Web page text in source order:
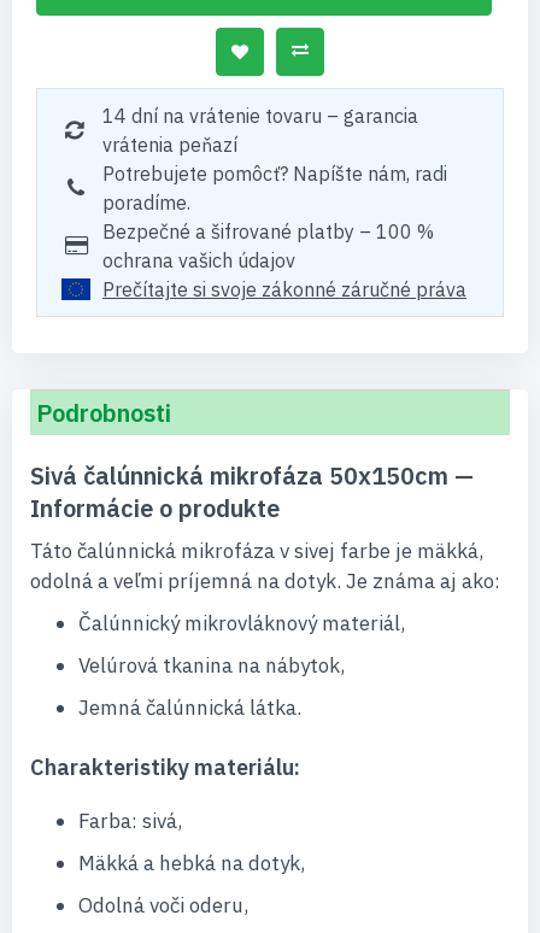
14 dní na vrátenie tovaru – garancia
vrátenia peňazí
Potrebujete pomôcť? Napíšte nám, radi
poradíme.
Bezpečné a šifrované platby – 100 %
ochrana vašich údajov
Prečítajte si svoje zákonné záručné práva
Podrobnosti
Sivá čalúnnická mikrofáza 50x150cm —
Informácie o produkte
Táto čalúnnická mikrofáza v sivej farbe je mäkká,
odolná a veľmi príjemná na dotyk. Je známa aj ako:
Čalúnnický mikrovláknový materiál,
Velúrová tkanina na nábytok,
Jemná čalúnnická látka.
Charakteristiky materiálu:
Farba: sivá,
Mäkká a hebká na dotyk,
Odolná voči oderu,